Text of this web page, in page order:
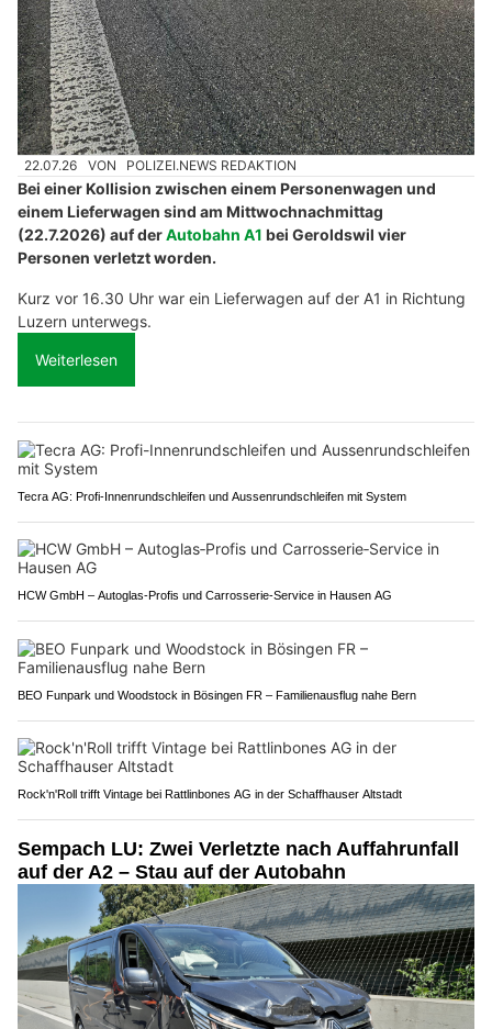
22.07.26 VON POLIZEI.NEWS REDAKTION
Bei einer Kollision zwischen einem Personenwagen und
einem Lieferwagen sind am Mittwochnachmittag
(22.7.2026) auf derAutobahn A1 bei Geroldswil vier
Personen verletzt worden.
Kurz vor 16.30 Uhr war ein Lieferwagen auf der A1 in Richtung
Luzern unterwegs.
Weiterlesen
Tecra AG: Profi-Innenrundschleifen und Aussenrundschleifen mit System
HCW GmbH – Autoglas‑Profis und Carrosserie‑Service in Hausen AG
BEO Funpark und Woodstock in Bösingen FR – Familienausflug nahe Bern
Rock'n'Roll trifft Vintage bei Rattlinbones AG in der Schaffhauser Altstadt
Sempach LU: Zwei Verletzte nach Auffahrunfall
auf der A2 – Stau auf der Autobahn